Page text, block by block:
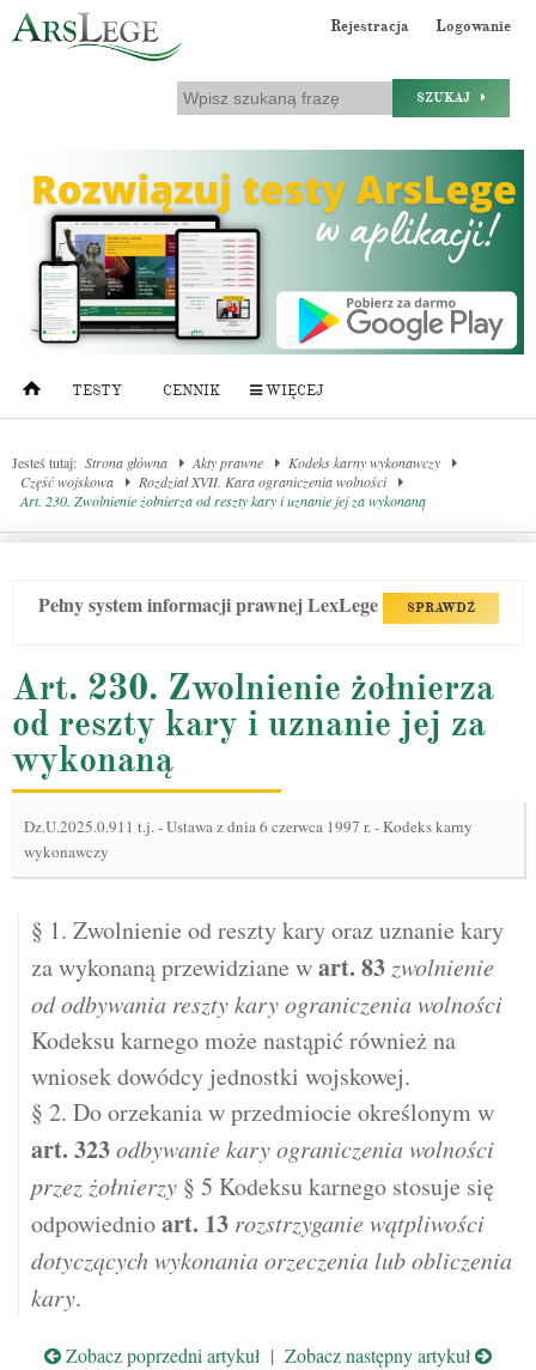
Rejestracja Logowanie
SZUKAJ
TESTY CENNIK WIĘCEJ
Jesteś tutaj: Strona główna Akty prawne
Kodeks karny wykonawczy
Część wojskowa
Rozdział XVII. Kara ograniczenia wolności
Art. 230. Zwolnienie żołnierza od reszty kary i uznanie jej za wykonaną
Pełny system informacji prawnej LexLege SPRAWDŹ
Art. 230. Zwolnienie żołnierza
od reszty kary i uznanie jej za
wykonaną
Dz.U.2025.0.911 t.j.-Ustawa z dnia 6 czerwca 1997 r. - Kodeks karny
wykonawczy
§ 1. Zwolnienie od reszty kary oraz uznanie kary
za wykonaną przewidziane wart. 83 zwolnienie
od odbywania reszty kary ograniczenia wolności
Kodeksu karnego może nastąpić również na
wniosek dowódcy jednostki wojskowej.
§ 2. Do orzekania w przedmiocie określonym w
art. 323odbywanie kary ograniczenia wolności
przez żołnierzy § 5 Kodeksu karnego stosuje się
odpowiednioart. 13 rozstrzyganie wątpliwości
dotyczących wykonania orzeczenia lub obliczenia
kary.
Zobacz poprzedni artykuł | Zobacz następny artykuł